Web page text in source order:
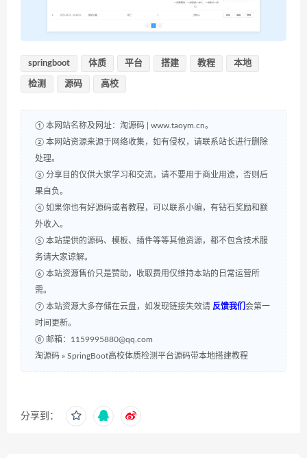
springboot 体质 平台 搭建 教程 本地
检测 源码 高校
① 本网站名称及网址：淘源码 | www.taoym.cn。
② 本网站资源来源于网络收集，如有侵权，请联系站长进行删除
处理。
③ 分享目的仅供大家学习和交流，请不要用于商业用途，否则后
果自负。
④ 如果你也有好源码或者教程，可以联系小编，有钻石奖励和额
外收入。
⑤ 本站提供的源码、模板、插件等等其他资源，都不包含技术服
务请大家谅解。
⑥ 本站资源售价只是赞助，收取费用仅维持本站的日常运营所
需。
⑦ 本站资源大多存储在云盘，如发现链接失效请 反馈我们 会第一
时间更新。
⑧ 邮箱：1159995880@qq.com
淘源码 » SpringBoot高校体质检测平台源码带本地搭建教程
分享到：